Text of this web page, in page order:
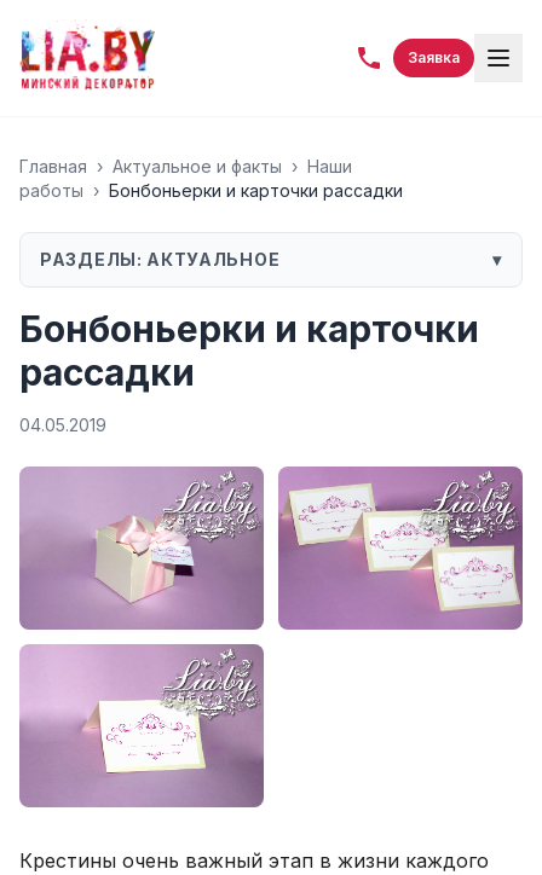
Заявка
Главная › Актуальное и факты › Наши
работы › Бонбоньерки и карточки рассадки
РАЗДЕЛЫ: АКТУАЛЬНОЕ ▾
Бонбоньерки и карточки
рассадки
04.05.2019
Крестины очень важный этап в жизни каждого